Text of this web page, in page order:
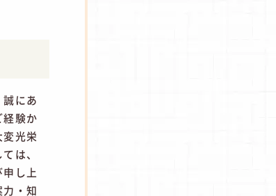
にあ
験か
光栄
は、
し上
・知